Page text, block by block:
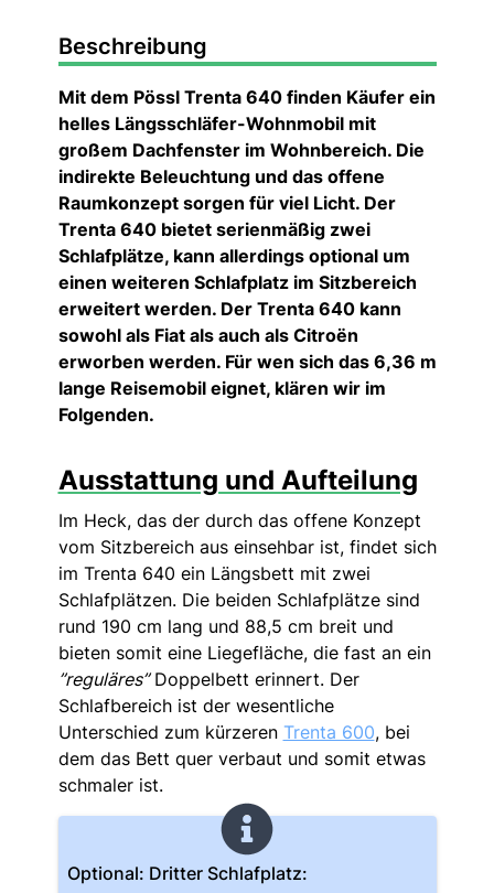
Beschreibung
Mit dem Pössl Trenta 640 finden Käufer ein
helles Längsschläfer-Wohnmobil mit
großem Dachfenster im Wohnbereich. Die
indirekte Beleuchtung und das offene
Raumkonzept sorgen für viel Licht. Der
Trenta 640 bietet serienmäßig zwei
Schlafplätze, kann allerdings optional um
einen weiteren Schlafplatz im Sitzbereich
erweitert werden. Der Trenta 640 kann
sowohl als Fiat als auch als Citroën
erworben werden. Für wen sich das 6,36 m
lange Reisemobil eignet, klären wir im
Folgenden.
Ausstattung und Aufteilung
Im Heck, das der durch das offene Konzept
vom Sitzbereich aus einsehbar ist, findet sich
im Trenta 640 ein Längsbett mit zwei
Schlafplätzen. Die beiden Schlafplätze sind
rund 190 cm lang und 88,5 cm breit und
bieten somit eine Liegefläche, die fast an ein
”reguläres”Doppelbett erinnert. Der
Schlafbereich ist der wesentliche
Unterschied zum kürzeren Trenta 600, bei
dem das Bett quer verbaut und somit etwas
schmaler ist.
Optional: Dritter Schlafplatz: